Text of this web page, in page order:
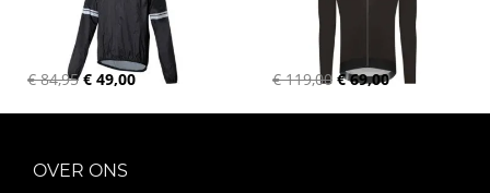
€ 84,95 € 49,00 € 119,00 € 69,00
OVER ONS